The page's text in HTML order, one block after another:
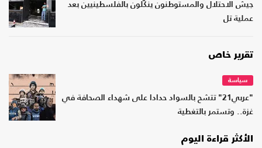
جيش الاحتلال والمستوطنون ينكّلون بالفلسطينيين بعد
عملية تل
تقرير خاص
سياسة
"عربي21" تتشح بالسواد حدادا على شهداء الصحافة في
غزة.. وتستمر بالتغطية
الأكثر قراءة اليوم